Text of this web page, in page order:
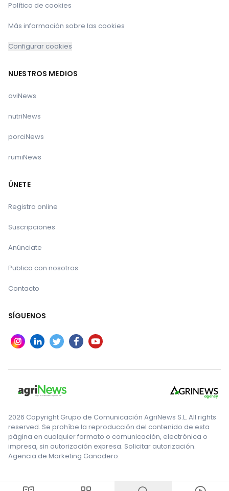
Política de cookies
Más información sobre las cookies
Configurar cookies
NUESTROS MEDIOS
aviNews
nutriNews
porciNews
rumiNews
ÚNETE
Registro online
Suscripciones
Anúnciate
Publica con nosotros
Contacto
SÍGUENOS
2026 Copyright Grupo de Comunicación AgriNews S.L. All rights
reserved. Se prohíbe la reproducción del contenido de esta
página en cualquier formato o comunicación, electrónica o
impresa, sin autorización expresa. Solicitar autorización.
Agencia de Marketing Ganadero.